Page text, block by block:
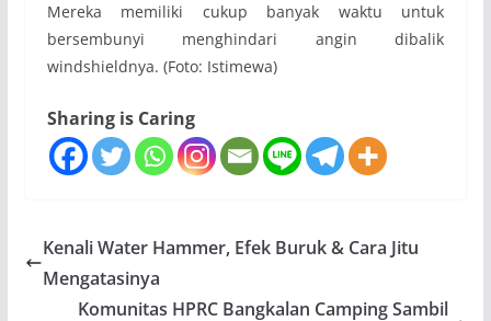
Mereka memiliki cukup banyak waktu untuk
bersembunyi menghindari angin dibalik
windshieldnya. (Foto: Istimewa)
Sharing is Caring
Kenali Water Hammer, Efek Buruk & Cara Jitu
Mengatasinya
Komunitas HPRC Bangkalan Camping Sambil